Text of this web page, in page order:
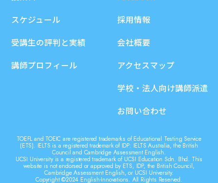
スケジュール
受講生の評判と実績
講師プロフィール
採用情報
会社概要
アクセスマップ
学校・法人向け講師派遣
お問い合わせ
TOEFL and TOEIC are registered trademarks of Educational Testing Service
(ETS). IELTS is a registered trademark of IDP: IELTS Australia, the British
Council and Cambridge Assessment English.
UCSI University is a registered trademark of UCSI Education Sdn. Bhd. This
website is not endorsed or approved by ETS, IDP, the British Council,
Cambridge Assessment English, or UCSI University.
Copyright ©2024 English-Innovations. All Rights Reserved.